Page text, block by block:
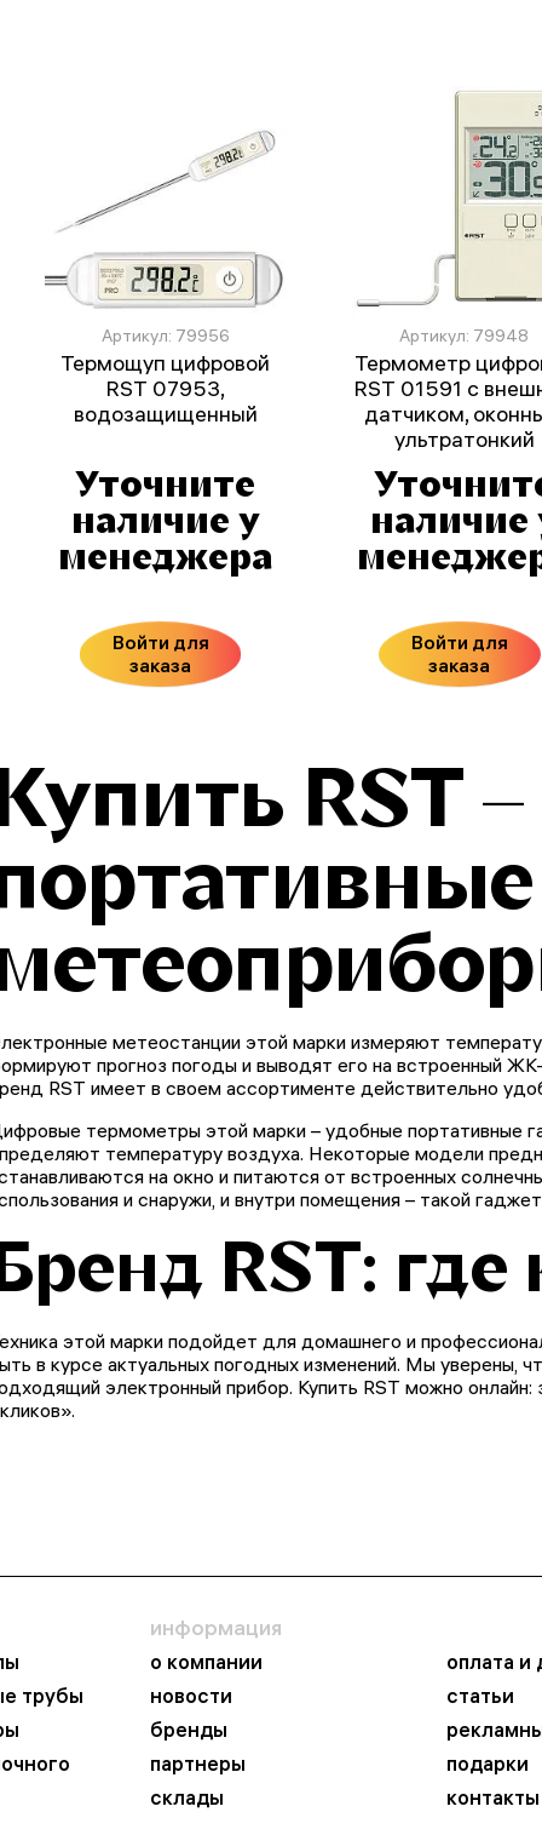
Артикул: 79956
Термощуп цифровой
RST 07953,
водозащищенный
Уточните
наличие у
менеджера
Войти для
заказа
Артикул: 79948
Термометр
RST 01591 с
датчиком,
ультратонкий
наличие
Войти для
заказа
RST –
метеостанции этой марки измеряют
прогноз погоды и выводят его на встроенный
RST имеет в своем ассортименте действительно
термометры этой марки – удобные портативные
температуру воздуха. Некоторые модели
на окно и питаются от встроенных
и снаружи, и внутри помещения – такой
RST: где
этой марки подойдет для домашнего и
в курсе актуальных погодных изменений. Мы уверены,
электронный прибор. Купить RST можно онлайн:
трубы
информация
о компании
оплата и
новости
статьи
бренды
партнеры
подарки
склады
контакты